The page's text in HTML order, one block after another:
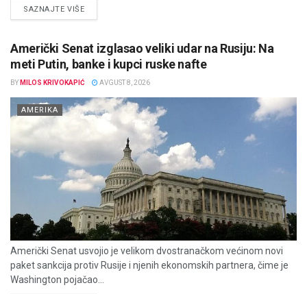
SAZNAJTE VIŠEDETAILS
Američki Senat izglasao veliki udar na Rusiju: Na
meti Putin, banke i kupci ruske nafte
BY MILOS KRIVOKAPIĆ AVGUST 8, 2026
AMERIKA
Američki Senat usvojio je velikom dvostranačkom većinom novi
paket sankcija protiv Rusije i njenih ekonomskih partnera, čime je
Washington pojačao...